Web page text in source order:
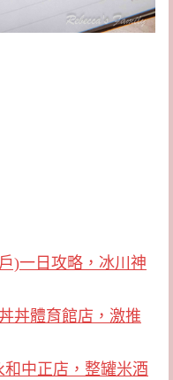
)一日攻略，冰川神
丼體育館店，激推
中正店，整罐米酒